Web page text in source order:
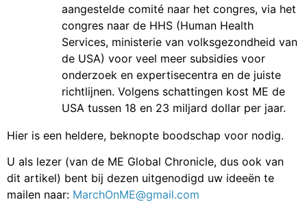
aangestelde comité naar het congres, via het
congres naar de HHS (Human Health
Services, ministerie van volksgezondheid van
de USA) voor veel meer subsidies voor
onderzoek en expertisecentra en de juiste
richtlijnen. Volgens schattingen kost ME de
USA tussen 18 en 23 miljard dollar per jaar.
Hier is een heldere, beknopte boodschap voor nodig.
U als lezer (van de ME Global Chronicle, dus ook van
dit artikel) bent bij dezen uitgenodigd uw ideeën te
mailen naar: MarchOnME@gmail.com